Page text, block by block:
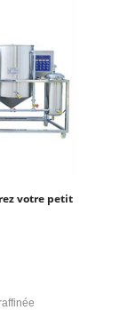
votre petit